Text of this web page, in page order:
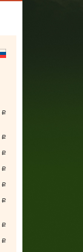
руб.
руб.
руб.
руб.
руб.
руб.
руб.
руб.